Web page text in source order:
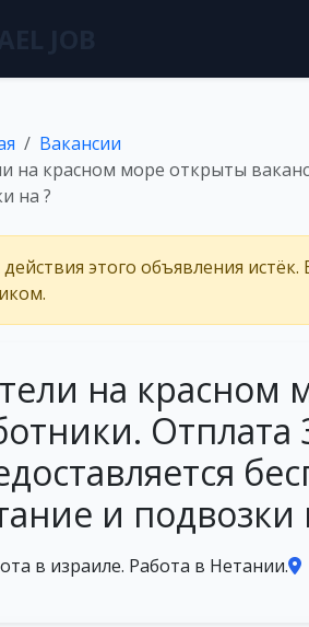
Вакансии
на красном море открыты
на ?
этого объявления
на красном
Отплата
и подвозки
в израиле. Работа в Нетании.